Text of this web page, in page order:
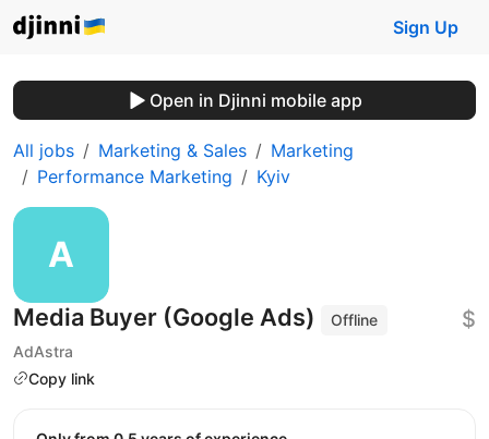
Sign Up
Open in Djinni mobile app
All jobs Marketing & Sales
Marketing
Performance Marketing
Kyiv
Media Buyer (Google Ads)
Offline
AdAstra
Copy link
$